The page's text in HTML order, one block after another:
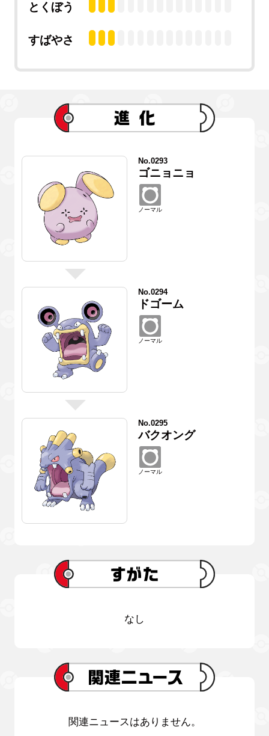
とくぼう
すばやさ
No.0293
ゴニョニョ
ノーマル
No.0294
ドゴーム
ノーマル
No.0295
バクオング
ノーマル
なし
関連ニュースはありません。